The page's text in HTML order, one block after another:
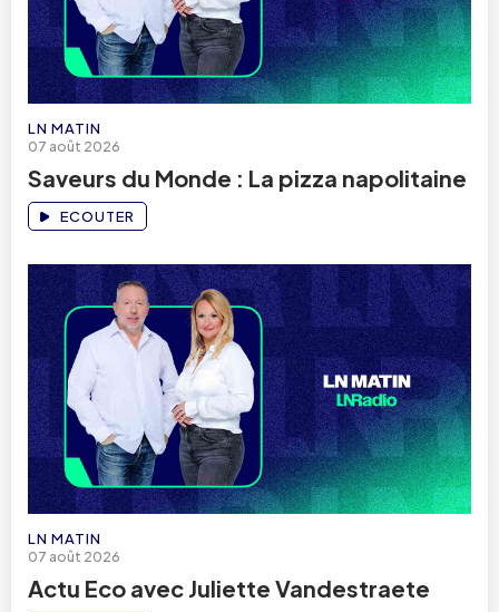
LN MATIN
07 août 2026
Saveurs du Monde : La pizza napolitaine
ECOUTER
LN MATIN
07 août 2026
Actu Eco avec Juliette Vandestraete